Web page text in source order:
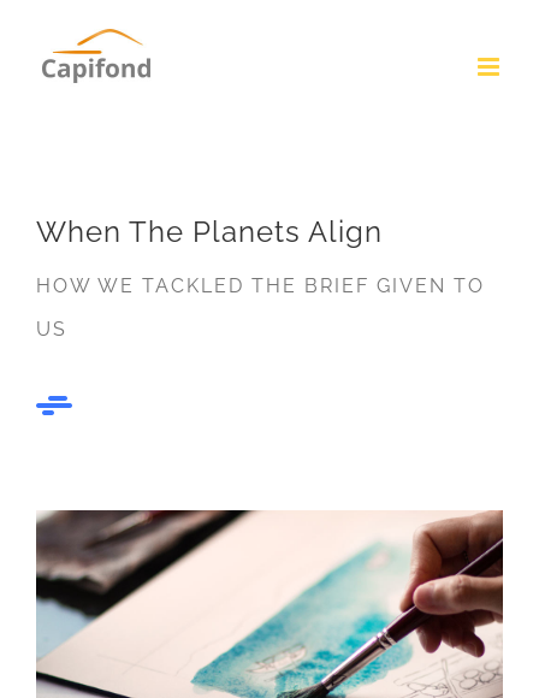
When The Planets Align
HOW WE TACKLED THE BRIEF GIVEN TO
US